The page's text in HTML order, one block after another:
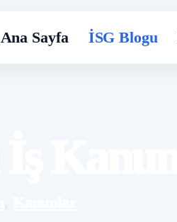
Ana Sayfa İSG Blogu
,